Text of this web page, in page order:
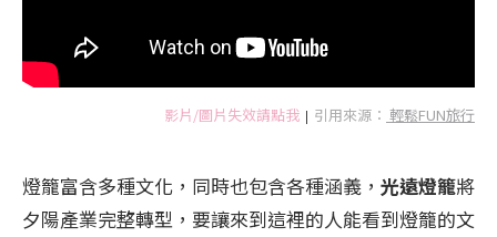
影片/圖片失效請點我 | 引用來源： 輕鬆FUN旅行
燈籠富含多種文化，同時也包含各種涵義， 光遠燈籠將
夕陽產業完整轉型，要讓來到這裡的人能看到燈籠的文